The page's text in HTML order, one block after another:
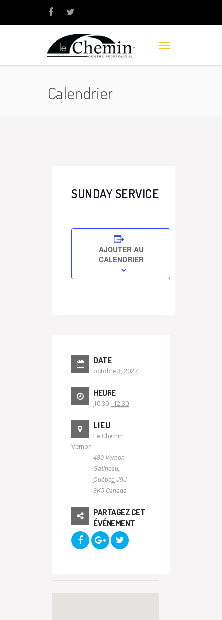
Calendrier
SUNDAY SERVICE
AJOUTER AU
CALENDRIER
DATE
octobre 3, 2027
HEURE
10:30 - 12:30
LIEU
Le Chemin –
Vernon
480 Vernon
Gatineau,
Québec J9J
3K5 Canada
PARTAGEZ CET
ÉVÉNEMENT